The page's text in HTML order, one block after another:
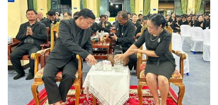
Search
for:
Search